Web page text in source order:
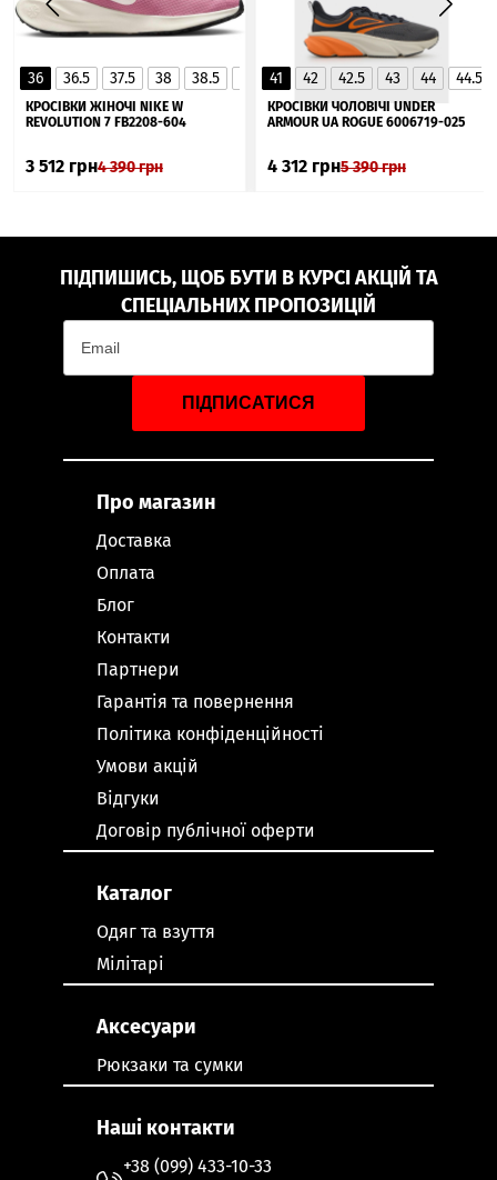
36 36.5 37.5 38 38.5 40 40.5
41
▲
КРОСІВКИ ЖІНОЧІ NIKE W
REVOLUTION 7 FB2208-604
3 512 грн4 390грн
41 42 42.5 43 44 44.5
КРОСІВКИ ЧОЛОВІЧІ UNDER
ARMOUR UA ROGUE 6006719-025
4 312 грн5 390грн
ПІДПИШИСЬ, ЩОБ БУТИ В КУРСІ АКЦІЙ ТА
СПЕЦІАЛЬНИХ ПРОПОЗИЦІЙ
ПІДПИСАТИСЯ
Про магазин
Доставка
Оплата
Блог
Контакти
Партнери
Гарантія та повернення
Політика конфіденційності
Умови акцій
Відгуки
Договір публічної оферти
Каталог
Одяг та взуття
Мілітарі
Аксесуари
Рюкзаки та сумки
Наші контакти
+38 (099) 433-10-33